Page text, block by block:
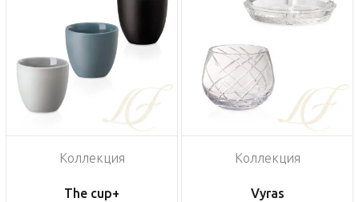
Коллекция
The cup+
Коллекция
Vyras